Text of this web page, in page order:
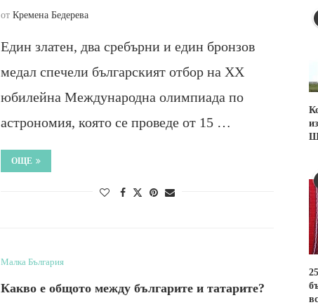
от Кремена Бедерева
Един златен, два сребърни и един бронзов
медал спечели българският отбор на ХХ
юбилейна Международна олимпиада по
астрономия, която се проведе от 15 …
ОЩЕ
Малка България
Какво е общото между българите и татарите?